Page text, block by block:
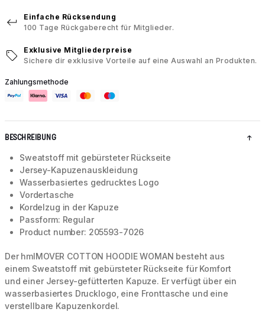
Einfache Rücksendung
100 Tage Rückgaberecht für Mitglieder.
Exklusive Mitgliederpreise
Sichere dir exklusive Vorteile auf eine Auswahl an Produkten.
Zahlungsmethode
BESCHREIBUNG
Sweatstoff mit gebürsteter Rückseite
Jersey-Kapuzenauskleidung
Wasserbasiertes gedrucktes Logo
Vordertasche
Kordelzug in der Kapuze
Passform: Regular
Product number: 205593-7026
Der hmlMOVER COTTON HOODIE WOMAN besteht aus
einem Sweatstoff mit gebürsteter Rückseite für Komfort
und einer Jersey-gefütterten Kapuze. Er verfügt über ein
wasserbasiertes Drucklogo, eine Fronttasche und eine
verstellbare Kapuzenkordel.